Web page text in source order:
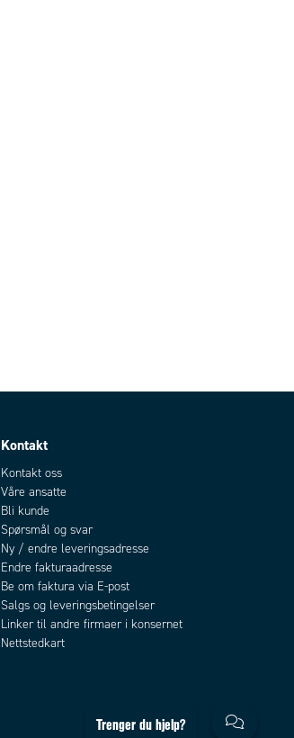
Kontakt
Kontakt oss
Våre ansatte
Bli kunde
Spørsmål og svar
Ny / endre leveringsadresse
Endre fakturaadresse
Be om faktura via E-post
Salgs og leveringsbetingelser
Linker til andre firmaer i konsernet
Nettstedkart
Trenger du hjelp?